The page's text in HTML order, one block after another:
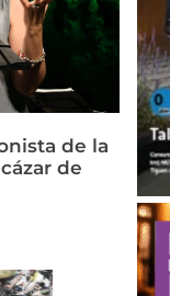
de la
de